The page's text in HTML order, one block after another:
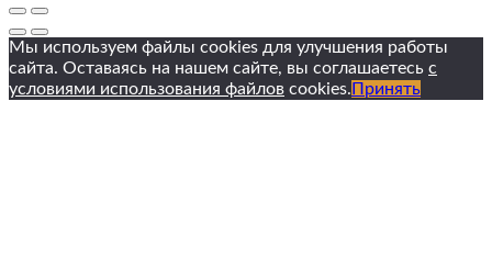
Мы используем файлы cookies для улучшения работы
сайта. Оставаясь на нашем сайте, вы соглашаетесь с
условиями использования файлов cookies. Принять